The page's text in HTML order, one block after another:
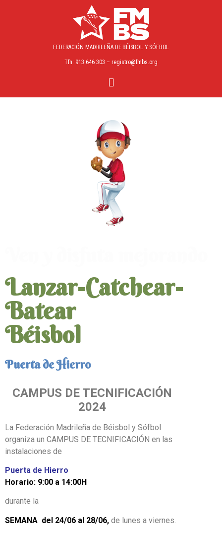
FEDERACIÓN MADRILEÑA DE BÉISBOL Y SÓFBOL
Tfn: 913 646 303 – registro@fmbs.org
Lanzar-Catchear-
Batear
Béisbol
Puerta de Hierro
CAMPUS DE TECNIFICACIÓN
2024
La Federación Madrileña de Béisbol y Sófbol
organiza un CAMPUS DE TECNIFICACIÓN en las
instalaciones de
Puerta de Hierro
Horario: 9:00 a 14:00H
durante la
SEMANA del 24/06 al 28/06, de lunes a viernes.